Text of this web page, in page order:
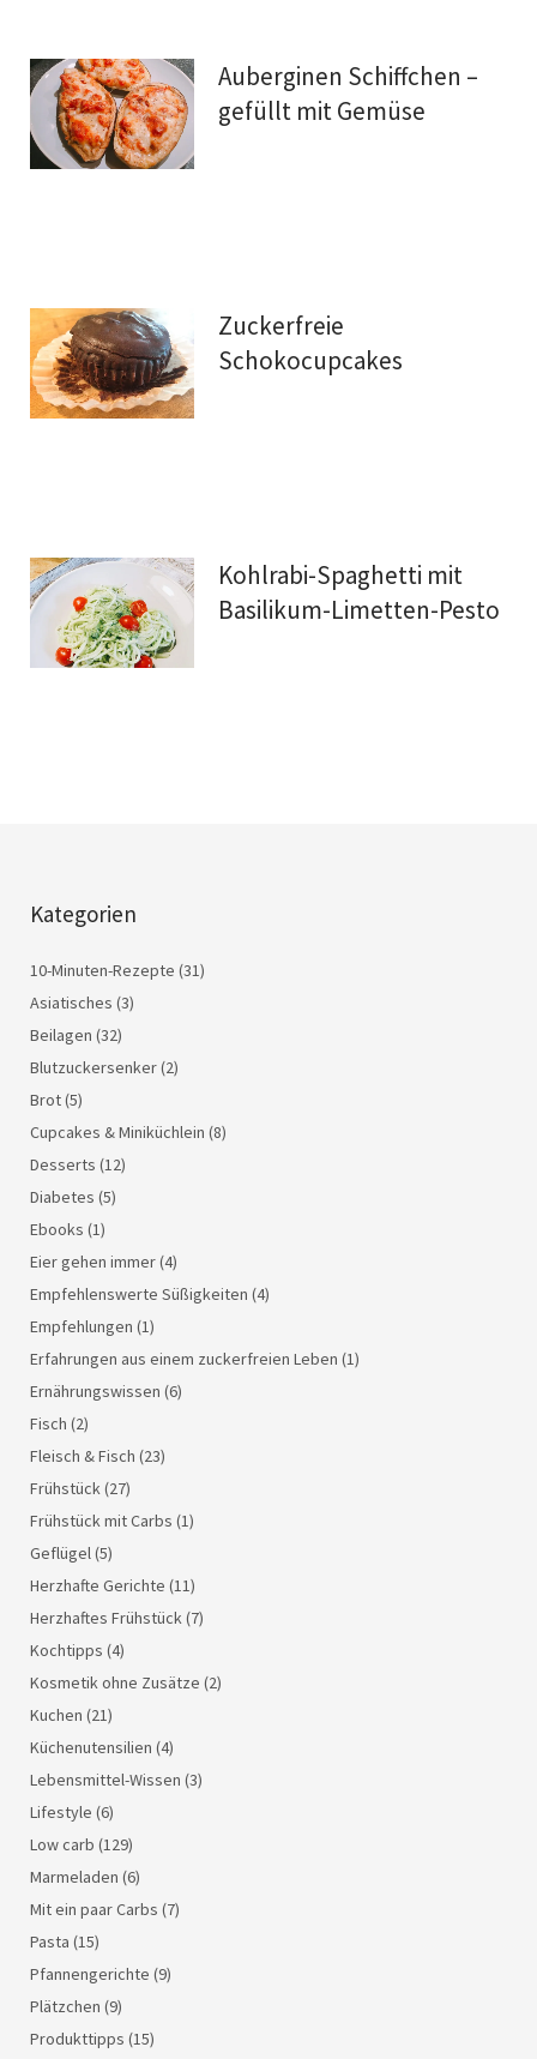
Auberginen Schiffchen –
gefüllt mit Gemüse
Zuckerfreie
Schokocupcakes
Kohlrabi-Spaghetti mit
Basilikum-Limetten-Pesto
Kategorien
10-Minuten-Rezepte (31)
Asiatisches (3)
Beilagen (32)
Blutzuckersenker(2)
Brot(5)
Cupcakes & Miniküchlein (8)
Desserts (12)
Diabetes (5)
Ebooks (1)
Eier gehen immer(4)
Empfehlenswerte Süßigkeiten (4)
Empfehlungen (1)
Erfahrungen aus einem zuckerfreien Leben (1)
Ernährungswissen (6)
Fisch (2)
Fleisch & Fisch (23)
Frühstück(27)
Frühstück mit Carbs (1)
Geflügel(5)
Herzhafte Gerichte (11)
Herzhaftes Frühstück(7)
Kochtipps (4)
Kosmetik ohne Zusätze (2)
Kuchen (21)
Küchenutensilien (4)
Lebensmittel-Wissen (3)
Lifestyle (6)
Low carb (129)
Marmeladen (6)
Mit ein paar Carbs (7)
Pasta (15)
Pfannengerichte (9)
Plätzchen (9)
Produkttipps (15)